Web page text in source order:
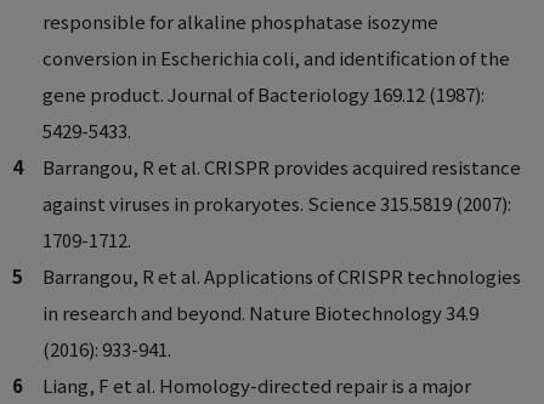
responsible for alkaline phosphatase isozyme
conversion in Escherichia coli, and identification of the
gene product.Journal of Bacteriology169.12 (1987):
5429-5433.
Barrangou, R et al. CRISPR provides acquired resistance
against viruses in prokaryotes. Science315.5819 (2007):
1709-1712.
Barrangou, R et al. Applications of CRISPR technologies
in research and beyond. Nature Biotechnology34.9
(2016): 933-941.
Liang, F et al. Homology-directed repair is a major